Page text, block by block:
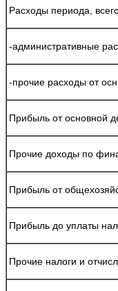
Расходы периода,
-административные
-прочие расходы от
Прибыль от основной
Прочие доходы по
Прибыль от
Прибыль до уплаты
Прочие налоги и